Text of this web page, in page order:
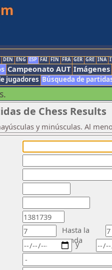
DEN ENG ESP FAI FIN FRA GER GRE INA
Campeonato AUT Imágenes
jugadores Búsqueda de
de Chess Results
y minúsculas. Al
Hasta la
ronda
y